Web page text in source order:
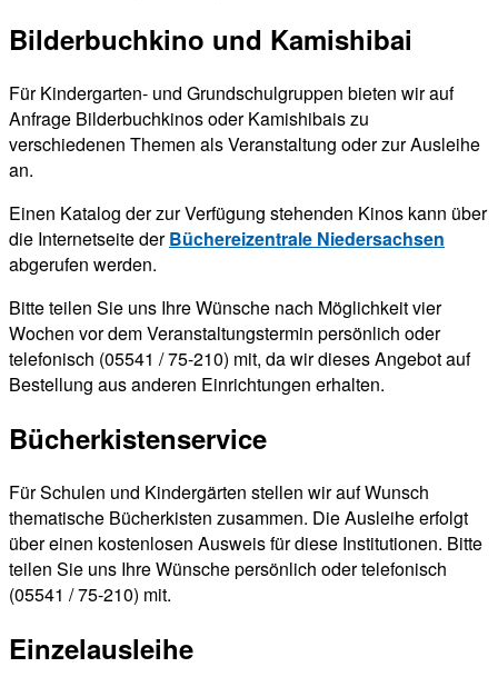
Bilderbuchkino und Kamishibai
Für Kindergarten- und Grundschulgruppen bieten wir auf
Anfrage Bilderbuchkinos oder Kamishibais zu
verschiedenen Themen als Veranstaltung oder zur Ausleihe
an.
Einen Katalog der zur Verfügung stehenden Kinos kann über
die Internetseite derBüchereizentrale Niedersachsen
abgerufen werden.
Bitte teilen Sie uns Ihre Wünsche nach Möglichkeit vier
Wochen vor dem Veranstaltungstermin persönlich oder
telefonisch (05541 / 75-210) mit, da wir dieses Angebot auf
Bestellung aus anderen Einrichtungen erhalten.
Bücherkistenservice
Für Schulen und Kindergärten stellen wir auf Wunsch
thematische Bücherkisten zusammen. Die Ausleihe erfolgt
über einen kostenlosen Ausweis für diese Institutionen. Bitte
teilen Sie uns Ihre Wünsche persönlich oder telefonisch
(05541 / 75-210) mit.
Einzelausleihe